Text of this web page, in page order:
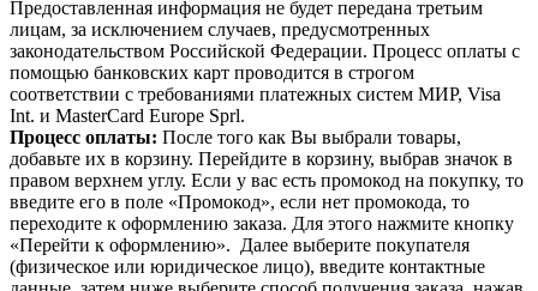
Предоставленная информация не будет передана третьим
лицам, за исключением случаев, предусмотренных
законодательством Российской Федерации. Процесс оплаты с
помощью банковских карт проводится в строгом
соответствии с требованиями платежных систем МИР, Visa
Int. и MasterCard Europe Sprl.
Процесс оплаты: После того как Вы выбрали товары,
добавьте их в корзину. Перейдите в корзину, выбрав значок в
правом верхнем углу. Если у вас есть промокод на покупку, то
введите его в поле «Промокод», если нет промокода, то
переходите к оформлению заказа. Для этого нажмите кнопку
«Перейти к оформлению». Далее выберите покупателя
(физическое или юридическое лицо), введите контактные